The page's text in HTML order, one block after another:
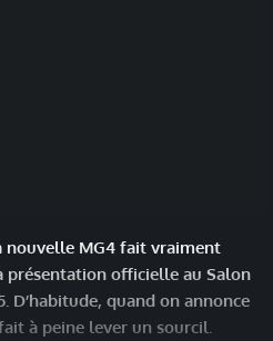
nouvelle MG4 fait vraiment
présentation officielle au Salon
D’habitude, quand on annonce
à peine lever un sourcil.